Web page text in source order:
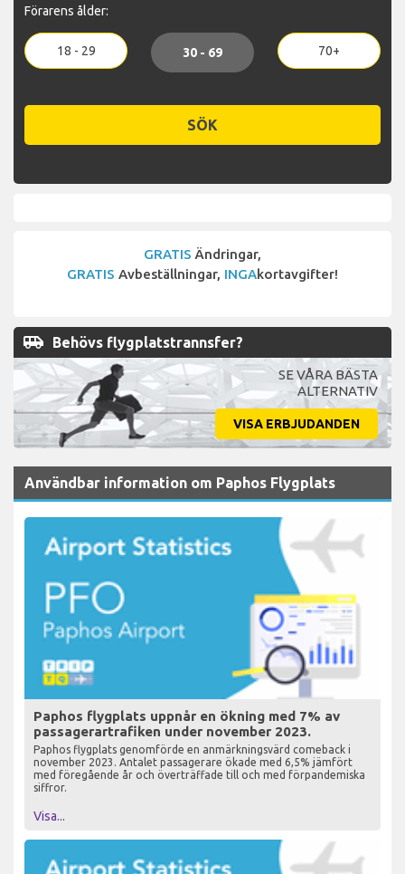
Förarens ålder:
18 - 29 30 - 69 70+
SÖK
GRATIS Ändringar,
GRATIS Avbeställningar, INGAkortavgifter!
airport_shuttle Behövs flygplatstrannsfer?
SE VÅRA BÄSTA
ALTERNATIV
VISA ERBJUDANDEN
Användbar information om Paphos Flygplats
Paphos flygplats uppnår en ökning med 7% av
passagerartrafiken under november 2023.
Paphos flygplats genomförde en anmärkningsvärd comeback i
november 2023. Antalet passagerare ökade med 6,5% jämfört
med föregående år och överträffade till och med förpandemiska
siffror.
Visa...